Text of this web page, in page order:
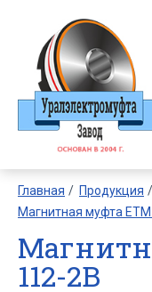
Главная Продукция
Магнитная муфта
112-2В